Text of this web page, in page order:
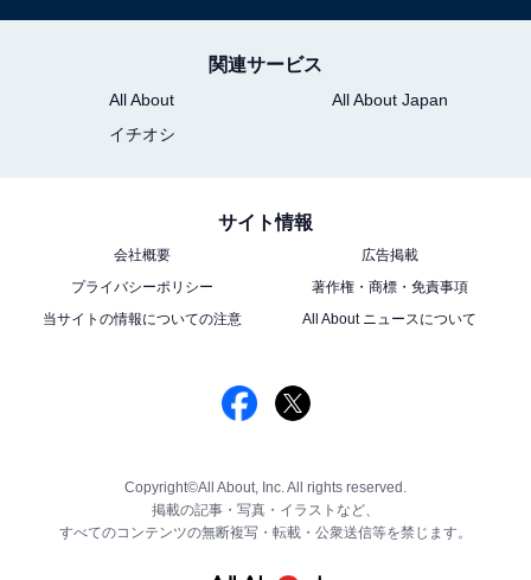
関連サービス
All About
All About Japan
イチオシ
サイト情報
会社概要
広告掲載
プライバシーポリシー
著作権・商標・免責事項
当サイトの情報についての注意
All About ニュースについて
Copyright©All About, Inc. All rights reserved.
掲載の記事・写真・イラストなど、
すべてのコンテンツの無断複写・転載・公衆送信等を禁じます。